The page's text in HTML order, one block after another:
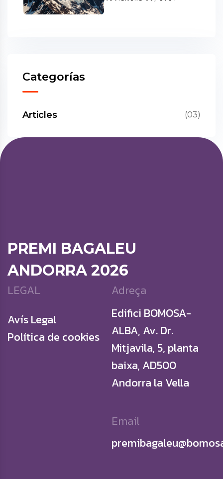
Categorías
Articles (03)
PREMI BAGALEU
ANDORRA 2026
LEGAL
Avís Legal
Política de cookies
Adreça
Edifici BOMOSA-
ALBA, Av. Dr.
Mitjavila, 5, planta
baixa, AD500
Andorra la Vella
Email